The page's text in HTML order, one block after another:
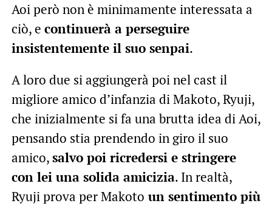
Aoi però non è minimamente interessata a
ciò, e continuerà a perseguire
insistentemente il suo senpai.
A loro due si aggiungerà poi nel cast il
migliore amico d’infanzia di Makoto, Ryuji,
che inizialmente si fa una brutta idea di Aoi,
pensando stia prendendo in giro il suo
amico,salvo poi ricredersi e stringere
con lei una solida amicizia. In realtà,
Ryuji prova per Makoto un sentimento più